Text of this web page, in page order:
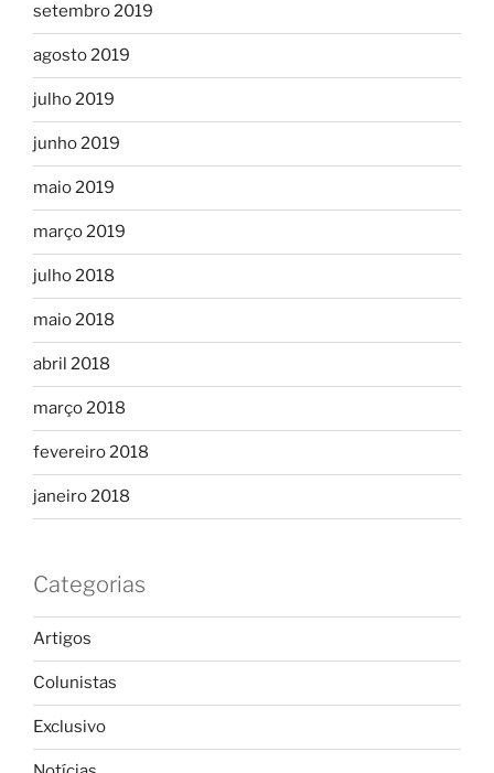
setembro 2019
agosto 2019
julho 2019
junho 2019
maio 2019
março 2019
julho 2018
maio 2018
abril 2018
março 2018
fevereiro 2018
janeiro 2018
Categorias
Artigos
Colunistas
Exclusivo